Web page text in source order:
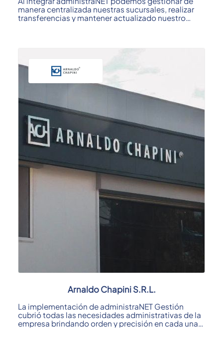
manera centralizada nuestras sucursales, realizar
transferencias y mantener actualizado nuestro
Arnaldo Chapini S.R.L.
La implementación de administraNET Gestión
cubrió todas las necesidades administrativas de la
empresa brindando orden y precisión en cada una